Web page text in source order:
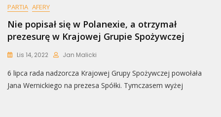
PARTIA AFERY
Nie popisał się w Polanexie, a otrzymał
prezesurę w Krajowej Grupie Spożywczej
Lis 14, 2022 Jan Malicki
6 lipca rada nadzorcza Krajowej Grupy Spożywczej powołała
Jana Wernickiego na prezesa Spółki. Tymczasem wyżej